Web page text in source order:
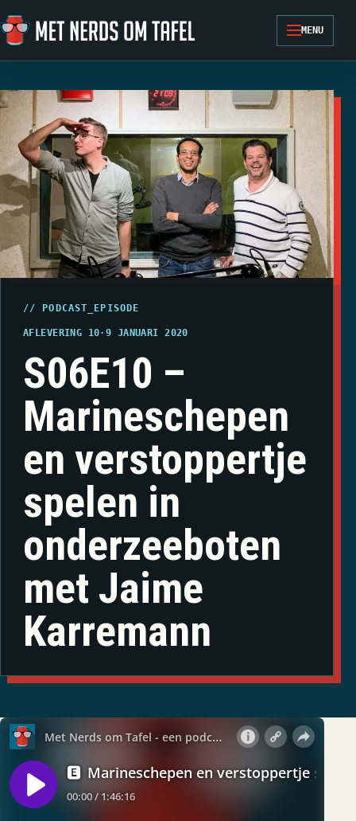
Ga naar de inhoud
MENU
// PODCAST_EPISODE
AFLEVERING 10· 9 JANUARI 2020
S06E10 –
Marineschepen
en verstoppertje
spelen in
onderzeeboten
met Jaime
Karremann